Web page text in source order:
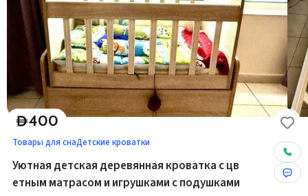
D400
Товары для снаДетские кроватки
Уютная детская деревянная кроватка с цв
етным матрасом и игрушками с подушками